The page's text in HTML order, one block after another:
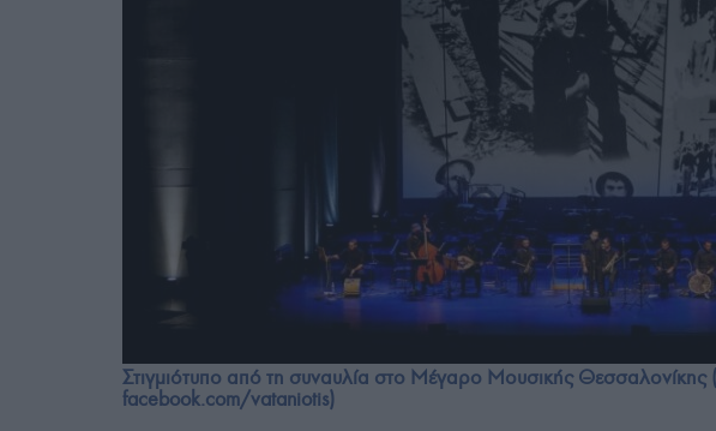
Στιγμιότυπο από τη συναυλία στο Μέγαρο Μουσικής
facebook.com/vataniotis)